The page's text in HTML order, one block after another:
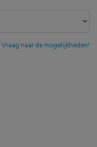
Vraag naar de mogelijkheden!